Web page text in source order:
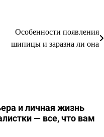
Особенности появления
шипицы и заразна ли она
и личная жизнь
— все, что вам